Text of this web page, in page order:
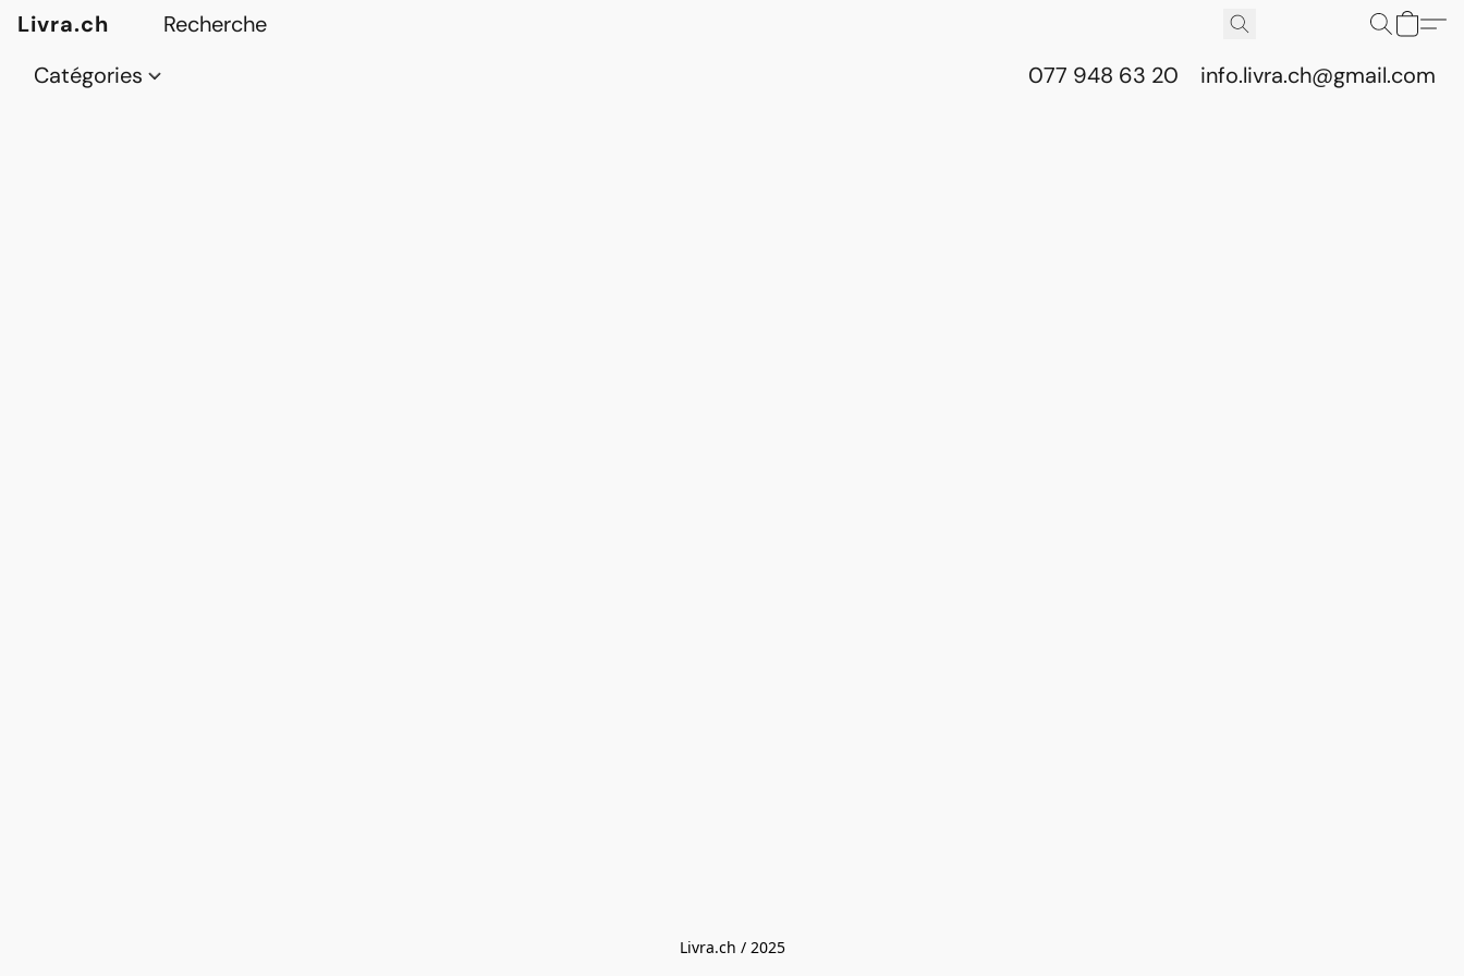
Livra.ch
Catégories
077 948 63 20 info.livra.ch@gmail.com
Livra.ch / 2025